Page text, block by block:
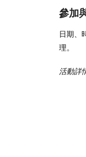
參加
日期、
理。
活動詳